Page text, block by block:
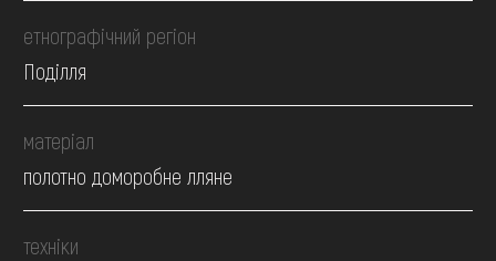
етнографічний регіон
Поділля
матеріал
полотно доморобне лляне
техніки